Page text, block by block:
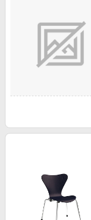
生活・お役立ち
金融・マネー・保険
デジタルコンテンツ
Apple公式サイト×
Qoo10メガポ
Samsung ボーナス
2.5%